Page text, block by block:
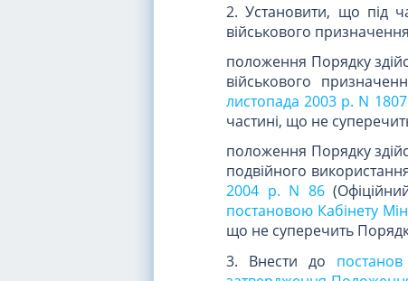
2. Установити, що під
військового
положення Порядку
військового
листопада 2003 р. N 1807
частині, що не
положення Порядку
подвійного
2004 р. N 86
постановою Кабінету
що не суперечить
3. Внести до